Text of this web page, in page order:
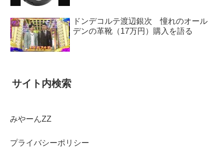
ドンデコルテ渡辺銀次 憧れのオール
デンの革靴（17万円）購入を語る
サイト内検索
みやーんZZ
プライバシーポリシー